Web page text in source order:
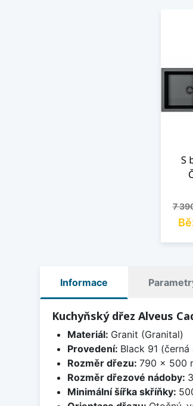
S
7
Informace
Kuchyňský dřez Alveus
Materiál: Granit (Granital)
Provedení: Black 91
Rozměr dřezu: 790 x 500
Rozměr dřezové nádoby:
Minimální šířka skříňky: